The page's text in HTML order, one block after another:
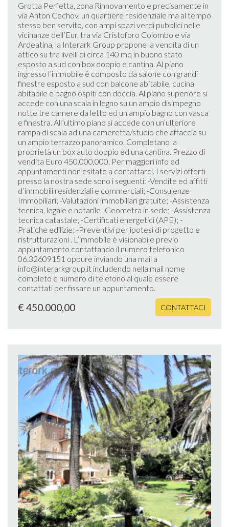
Grotta Perfetta, zona Rinnovamento e precisamente in
via Anton Cechov, un quartiere residenziale ma al tempo
stesso ben servito, con ampi spazi verdi pubblici nelle
vicinanze dell’Eur, tra via Cristoforo Colombo e via
Ardeatina, la Interark Group propone la vendita di un
attico su tre livelli di circa 140 mq in buono stato
esposto a sud con box doppio e cantina. Al piano
ingresso l’immobile è composto da salone con grandi
finestre esposto a sud con balcone abitabile, cucina
abitabile e bagno ospiti con doccia. Al piano superiore si
accede con una scala in legno su un ampio disimpegno
notte tre camere da letto ed un ampio bagno con vasca
e finestra. All’ultimo piano si accede con un’ulteriore
rampa di scala ad una cameretta/studio che affaccia su
un ampio terrazzo panoramico. Completano la
proprietà un box auto doppio ed una cantina. Prezzo di
vendita Euro 450.000,000. Per maggiori info ed
appuntamenti non esitate a contattarci. I servizi offerti
presso la nostra sede sono i seguenti: -Vendite ed affitti
d’immobili residenziali e commerciali; -Consulenze
Immobiliari; -Valutazioni immobiliari gratuite; -Assistenza
tecnica, legale e notarile -Geometra in sede; -Assistenza
tecnica catastale; -Certificati energetici (APE); -
Pratiche edilizie; -Preventivi per ipotesi di progetto e
ristrutturazioni . L’immobile è visionabile previo
appuntamento contattando il numero telefonico
06.32609151 oppure inviando una mail a
info@interarkgroup.it includendo nella mail nome
completo e numero di telefono al quale essere
contattati per fissare un appuntamento.
€ 450.000,00 CONTATTACI